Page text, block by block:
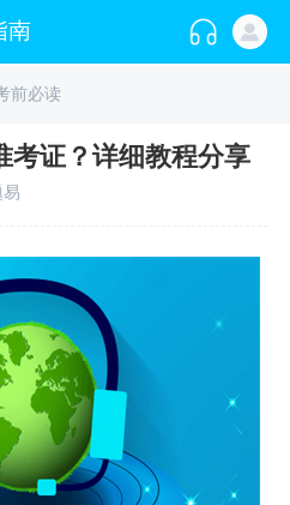
南
前必读
考证？详细教程分享